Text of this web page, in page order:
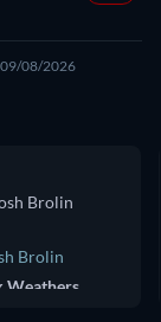
09/08/2026
Brolin
Weathers